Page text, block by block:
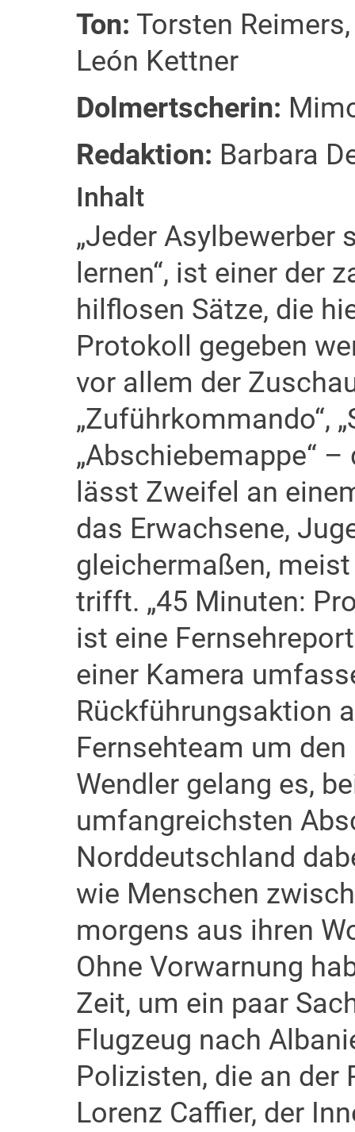
Ton: Torsten
León Kettner
Dolmertscherin:
Redaktion: Barbara
Inhalt
„Jeder Asylbewerber
lernen“, ist einer der
hilflosen Sätze, die
Protokoll gegeben
vor allem der
„Zuführkommando“,
„Abschiebemappe“
lässt Zweifel an
das Erwachsene,
gleichermaßen,
trifft. „45 Minuten:
ist eine
einer Kamera
Rückführungsaktion
Fernsehteam um
Wendler gelang es,
umfangreichsten
Norddeutschland
wie Menschen
morgens aus ihren
Ohne Vorwarnung
Zeit, um ein paar
Flugzeug nach
Polizisten, die an der
Lorenz Caffier, der